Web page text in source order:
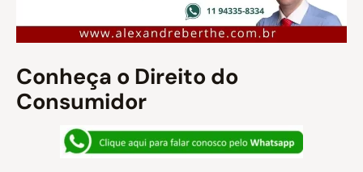
Conheça o Direito do
Consumidor